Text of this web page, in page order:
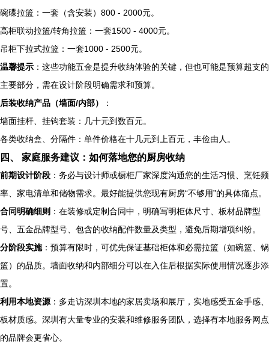
碗碟拉篮：一套（含安装）800 - 2000元。
高柜联动拉篮/转角拉篮：一套1500 - 4000元。
吊柜下拉式拉篮：一套1000 - 2500元。
温馨提示 ：这些功能五金是提升收纳体验的关键，但也可能是预算超支的
主要部分，需在设计阶段明确需求和预算。
后装收纳产品（墙面/内部）
：
墙面挂杆、挂钩套装：几十元到数百元。
各类收纳盒、分隔件：单件价格在十几元到上百元，丰俭由人。
四、 家庭服务建议：如何落地您的厨房收纳
前期设计阶段 ：务必与设计师或橱柜厂家深度沟通您的生活习惯、烹饪频
率、家电清单和储物需求。最好能提供您现有厨房“不够用”的具体痛点。
合同明确细则 ：在装修或定制合同中，明确写明柜体尺寸、板材品牌型
号、五金品牌型号、包含的收纳配件数量及类型，避免后期增项纠纷。
分阶段实施：预算有限时，可优先保证基础柜体和必需拉篮（如碗篮、锅
篮）的品质。墙面收纳和内部细分可以在入住后根据实际使用情况逐步添
置。
利用本地资源 ：多走访深圳本地的家居卖场和展厅，实地感受五金手感、
板材质感。深圳有大量专业的安装和维修服务团队，选择有本地服务网点
的品牌会更省心。